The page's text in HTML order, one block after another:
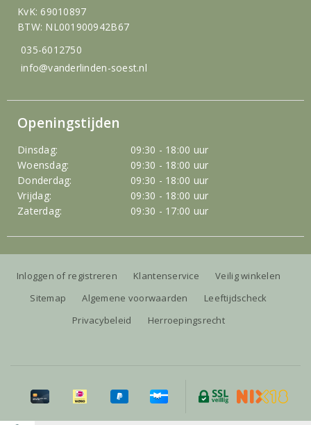
KvK: 69010897
BTW: NL001900942B67
035-6012750
info@vanderlinden-soest.nl
Openingstijden
Dinsdag:
09:30 - 18:00 uur
Woensdag:
09:30 - 18:00 uur
Donderdag:
09:30 - 18:00 uur
Vrijdag:
09:30 - 18:00 uur
Zaterdag:
09:30 - 17:00 uur
Inloggen of registreren Klantenservice
Veilig winkelen
Sitemap
Algemene voorwaarden
Leeftijdscheck
Privacybeleid
Herroepingsrecht